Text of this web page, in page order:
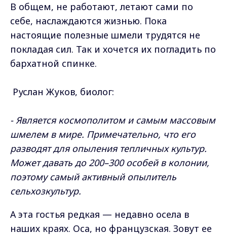
В общем, не работают, летают сами по
себе, наслаждаются жизнью. Пока
настоящие полезные шмели трудятся не
покладая сил. Так и хочется их погладить по
бархатной спинке.
Руслан Жуков, биолог:
- Является космополитом и самым массовым
шмелем в мире. Примечательно, что его
разводят для опыления тепличных культур.
Может давать до 200–300 особей в колонии,
поэтому самый активный опылитель
сельхозкультур.
А эта гостья редкая — недавно осела в
наших краях. Оса, но французская. Зовут ее